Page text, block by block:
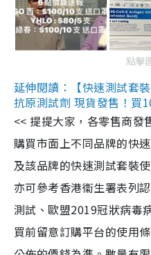
點擊
延伸閱讀：【快速測試套
抗原測試劑 現貨發售！買
<< 提提大家，各零售商發
購買市面上不同品牌的快
及該品牌的快速測試套裝
亦可參考香港衞生署表列
測試、歐盟2019冠狀病毒
買前留意訂購平台的使用